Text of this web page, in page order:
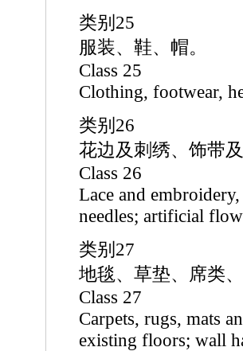
类别25
服装、鞋、帽。
Class 25
Clothing, footwear,
类别26
花边及刺绣、饰带
Class 26
Lace and
needles; artificial
类别27
地毯、草垫、席类
Class 27
Carpets, rugs, mats
existing floors; wall